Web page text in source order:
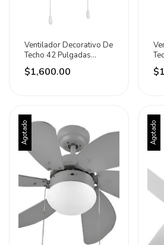
Ventilador Decorativo De
Techo 42 Pulgadas
Blanco Katoa 4 60hz
Blanco Blanco Madera
$1,600.00
Agotado Agotado